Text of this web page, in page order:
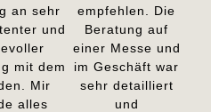
an sehr
und
mit dem
Mir
alles
empfehlen. Die
Beratung auf
einer Messe und
im Geschäft war
sehr detailliert
und